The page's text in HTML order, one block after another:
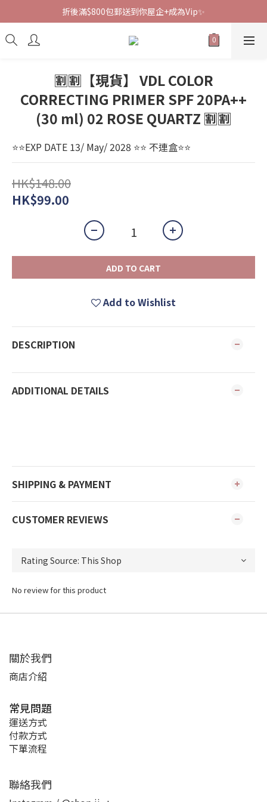
折後滿$800包郵送到你屋企+成為Vip✨
🈹🈹【現貨】 VDL COLOR
CORRECTING PRIMER SPF 20PA++
(30 ml) 02 ROSE QUARTZ 🈹🈹
⭐️⭐️EXP DATE 13/ May/ 2028 ⭐️⭐️ 不連盒⭐️⭐️
HK$148.00
HK$99.00
ADD TO CART
Add to Wishlist
DESCRIPTION
ADDITIONAL DETAILS
SHIPPING & PAYMENT
CUSTOMER REVIEWS
No review for this product
關於我們
商店介紹
常見問題
運送方式
付款方式
下單流程
聯絡我們